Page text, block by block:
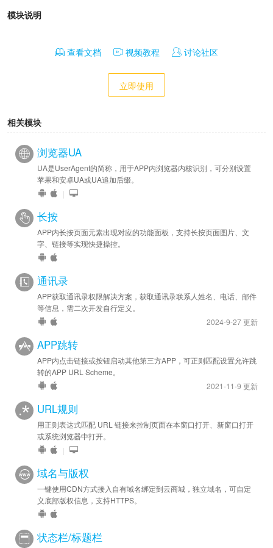
模块说明
查看文档 视频教程 讨论社区
立即使用
相关模块
浏览器UA
UA是UserAgent的简称，用于APP内浏览器内核识别，可分别设置
苹果和安卓UA或UA追加后缀。
|
长按
APP内长按页面元素出现对应的功能面板，支持长按页面图片、文
字、链接等实现快捷操控。
通讯录
APP获取通讯录权限解决方案，获取通讯录联系人姓名、电话、邮件
等信息，需二次开发自行定义。
2024-9-27 更新
APP跳转
APP内点击链接或按钮启动其他第三方APP，可正则匹配设置允许跳
转的APP URL Scheme。
2021-11-9 更新
URL规则
用正则表达式匹配 URL 链接来控制页面在本窗口打开、新窗口打开
或系统浏览器中打开。
|
域名与版权
一键使用CDN方式接入自有域名绑定到云商城，独立域名，可自定
义底部版权信息，支持HTTPS。
状态栏/标题栏